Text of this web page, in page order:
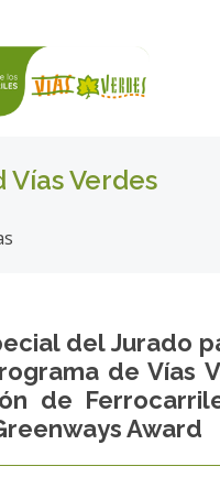
Verdes
del Jurado
de Vías
de
Award